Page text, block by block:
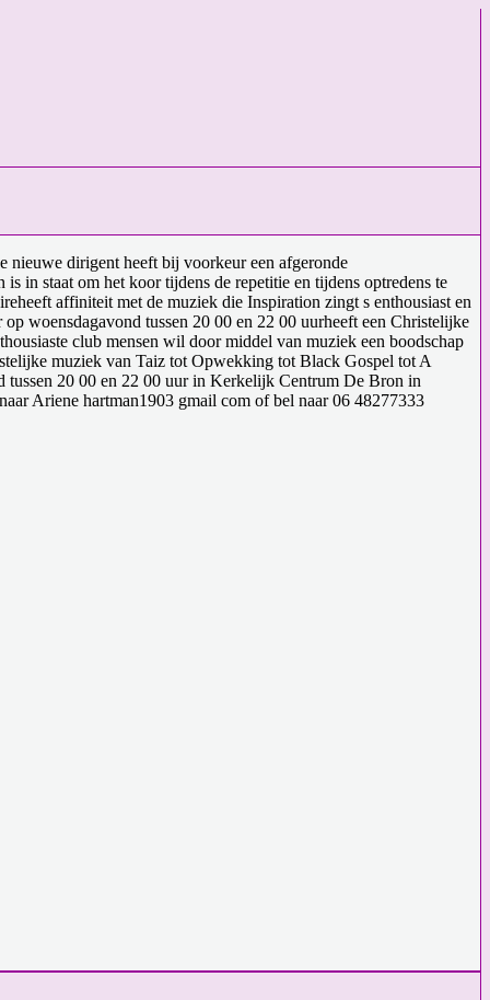
nieuwe dirigent heeft bij voorkeur een afgeronde
in staat om het koor tijdens de repetitie en tijdens optredens te
affiniteit met de muziek die Inspiration zingt s enthousiast en
woensdagavond tussen 20 00 en 22 00 uurheeft een Christelijke
club mensen wil door middel van muziek een boodschap
muziek van Taiz tot Opwekking tot Black Gospel tot A
tussen 20 00 en 22 00 uur in Kerkelijk Centrum De Bron in
Ariene hartman1903 gmail com of bel naar 06 48277333